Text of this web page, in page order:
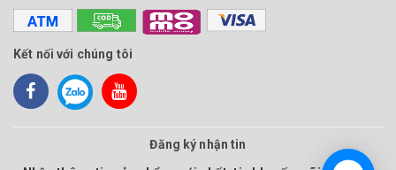
Kết nối với chúng tôi
Đăng ký nhận tin